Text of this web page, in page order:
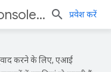
API प्रवेश करें
करने के लिए, एआई